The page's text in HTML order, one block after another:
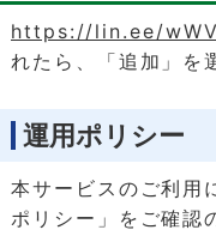
https://lin.ee/
れたら、「追加」を
運用ポリシー
本サービスのご利用
ポリシー」をご確認